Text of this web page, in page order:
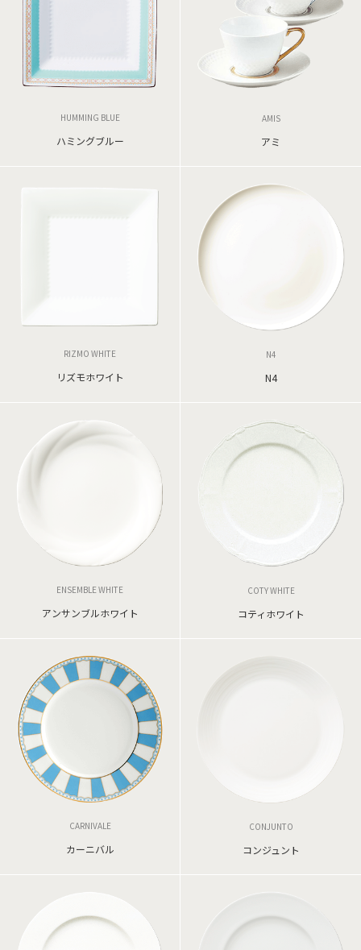
HUMMING BLUE
ハミングブルー
AMIS
アミ
RIZMO WHITE
リズモホワイト
N4
N4
ENSEMBLE WHITE
アンサンブルホワイト
COTY WHITE
コティホワイト
CARNIVALE
カーニバル
CONJUNTO
コンジュント